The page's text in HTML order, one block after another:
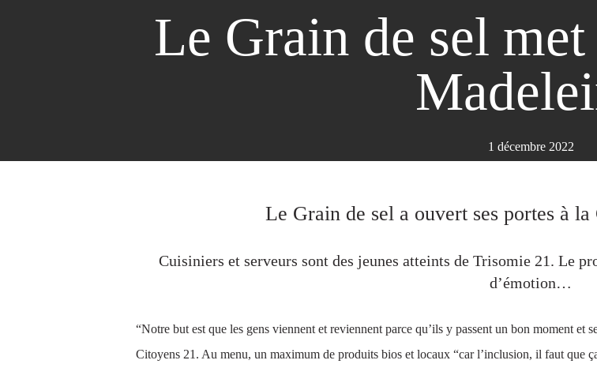
Le Grain de sel
1 décembre 2022
Le Grain de sel a ouvert ses portes à
Cuisiniers et serveurs sont des jeunes atteints de Trisomie 21. Le
d’émotion…
“Notre but est que les gens viennent et reviennent parce qu’ils y passent un bon moment et
Citoyens 21. Au menu, un maximum de produits bios et locaux “car l’inclusion, il faut que